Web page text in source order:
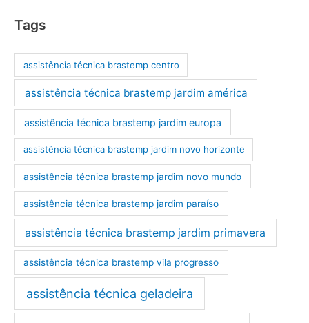
Tags
assistência técnica brastemp centro
assistência técnica brastemp jardim américa
assistência técnica brastemp jardim europa
assistência técnica brastemp jardim novo horizonte
assistência técnica brastemp jardim novo mundo
assistência técnica brastemp jardim paraíso
assistência técnica brastemp jardim primavera
assistência técnica brastemp vila progresso
assistência técnica geladeira